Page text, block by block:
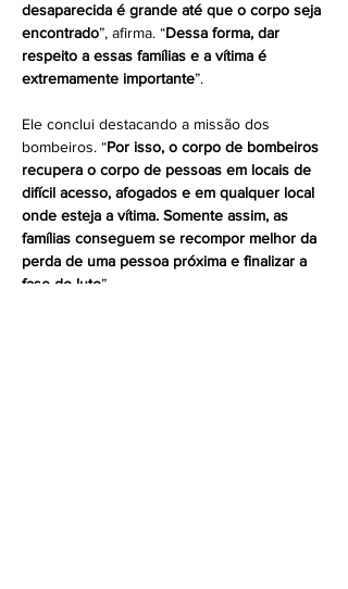
desaparecida é grande até que o corpo seja
encontrado”, afirma. “Dessa forma, dar
respeito a essas famílias e a vítima é
extremamente importante”.
Ele conclui destacando a missão dos
bombeiros. “Por isso, o corpo de bombeiros
recupera o corpo de pessoas em locais de
difícil acesso, afogados e em qualquer local
onde esteja a vítima. Somente assim, as
famílias conseguem se recompor melhor da
perda de uma pessoa próxima e finalizar a
fase do luto”.